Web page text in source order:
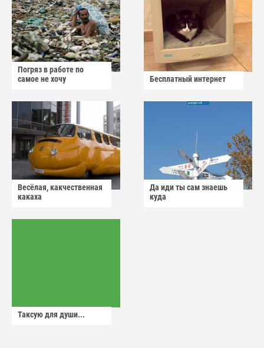
Погряз в работе по
самое не хочу
Бесплатный интернет
Весёлая, какчественная
какаха
Да иди ты сам знаешь
куда
Таксую для души...